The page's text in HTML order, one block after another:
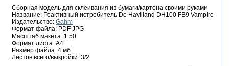
Сборная модель для склеивания из бумаги/картона своими руками
Название: Реактивный истребитель De Havilland DH100 FB9 Vampire
Издательство: Gahm
Формат файла: PDF JPG
Масштаб макета: 1:50
Формат листа: А4
Размер файла: 4 мб.
Листов всего/выкройки: 3/2